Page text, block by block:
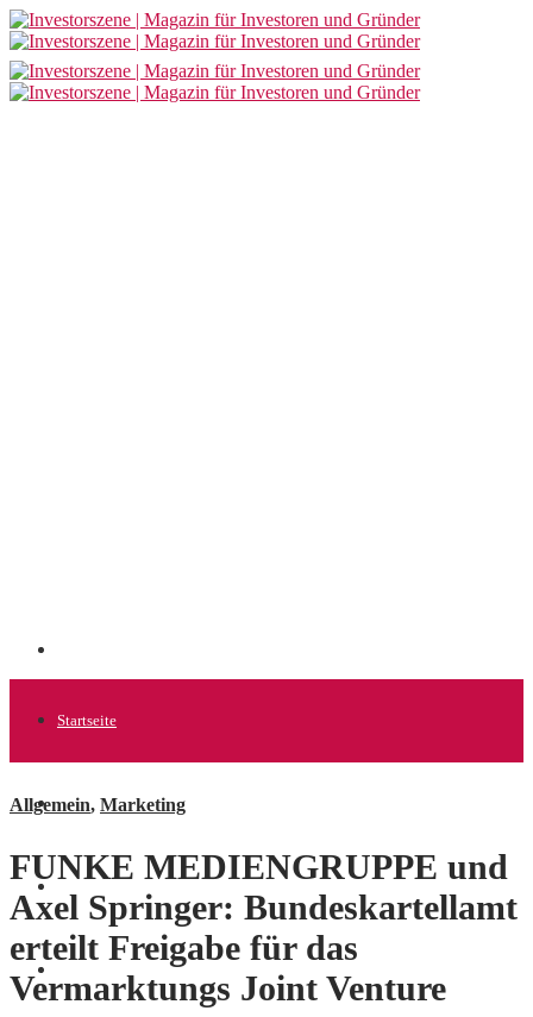
Startseite
Allgemein
Allgemein, Marketing
FUNKE MEDIENGRUPPE und
Axel Springer: Bundeskartellamt
erteilt Freigabe für das
Vermarktungs Joint Venture